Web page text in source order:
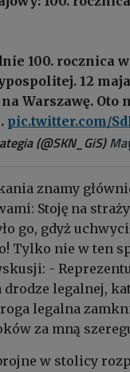
100. rocznica
12
na Warszawę.
pic.twitter.com/
(@SKN_GiS)
znamy
Stoję na
go, gdyż
Tylko nie w ten
-
legalnej,
legalna
za mną
w stolicy